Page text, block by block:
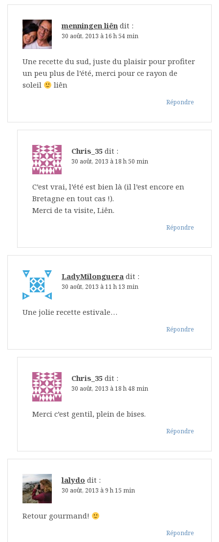
menningen liên dit :
30 août, 2013 à 16 h 54 min
Une recette du sud, juste du plaisir pour profiter
un peu plus de l’été, merci pour ce rayon de
soleil
liên
Répondre
Chris_35 dit :
30 août, 2013 à 18 h 50 min
C’est vrai, l’été est bien là (il l’est encore en
Bretagne en tout cas !).
Merci de ta visite, Liên.
Répondre
LadyMilonguera dit :
30 août, 2013 à 11 h 13 min
Une jolie recette estivale…
Répondre
Chris_35 dit :
30 août, 2013 à 18 h 48 min
Merci c’est gentil, plein de bises.
Répondre
lalydo dit :
30 août, 2013 à 9 h 15 min
Retour gourmand!
Répondre